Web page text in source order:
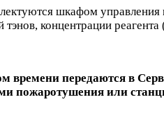
шкафом управления
концентрации
времени передаются в
пожаротушения или